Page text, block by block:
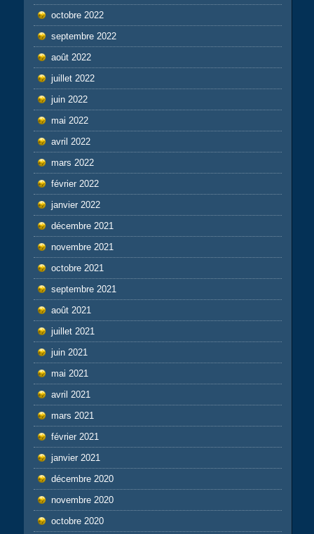
octobre 2022
septembre 2022
août 2022
juillet 2022
juin 2022
mai 2022
avril 2022
mars 2022
février 2022
janvier 2022
décembre 2021
novembre 2021
octobre 2021
septembre 2021
août 2021
juillet 2021
juin 2021
mai 2021
avril 2021
mars 2021
février 2021
janvier 2021
décembre 2020
novembre 2020
octobre 2020